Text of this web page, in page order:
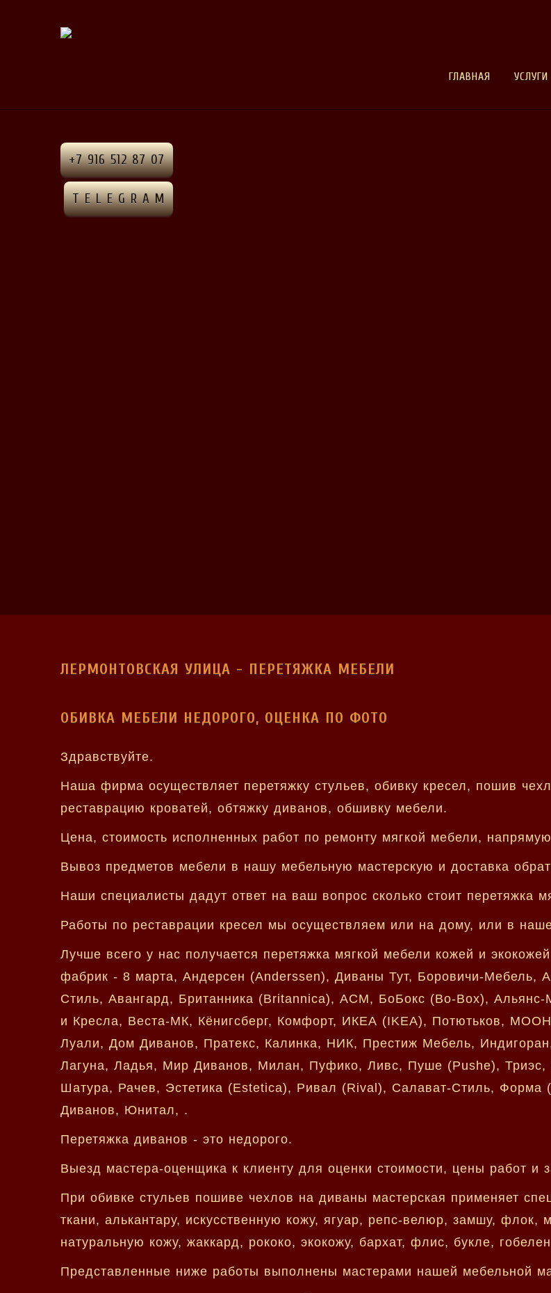
ГЛАВНАЯ УСЛУГИ
+7 916 512 87 07
T E L E G R A M
ЛЕРМОНТОВСКАЯ УЛИЦА - ПЕРЕТЯЖКА МЕБЕЛИ
ОБИВКА МЕБЕЛИ НЕДОРОГО, ОЦЕНКА ПО ФОТО
Здравствуйте.
Наша фирма осуществляет перетяжку стульев, обивку кресел, пошив
реставрацию кроватей, обтяжку диванов, обшивку мебели.
Цена, стоимость исполненных работ по ремонту мягкой мебели,
Вывоз предметов мебели в нашу мебельную мастерскую и доставка
Наши специалисты дадут ответ на ваш вопрос сколько стоит перетяжка
Работы по реставрации кресел мы осуществляем или на дому, или в
Лучше всего у нас получается перетяжка мягкой мебели кожей и
фабрик - 8 марта, Андерсен (Anderssen), Диваны Тут, Боровичи-Мебель,
Стиль, Авангард, Британника (Britannica), АСМ, БоБокс (Bo-Box),
и Кресла, Веста-МК, Кёнигсберг, Комфорт, ИКЕА (IKEA), Потютьков,
Луали, Дом Диванов, Пратекс, Калинка, НИК, Престиж Мебель,
Лагуна, Ладья, Мир Диванов, Милан, Пуфико, Ливс, Пуше (Pushe),
Шатура, Рачев, Эстетика (Estetica), Ривал (Rival), Салават-Стиль,
Диванов, Юнитал, .
Перетяжка диванов - это недорого.
Выезд мастера-оценщика к клиенту для оценки стоимости, цены работ и
При обивке стульев пошиве чехлов на диваны мастерская применяет
ткани, алькантару, искусственную кожу, ягуар, репс-велюр, замшу, флок,
натуральную кожу, жаккард, рококо, экокожу, бархат, флис, букле,
Представленные ниже работы выполнены мастерами нашей мебельной